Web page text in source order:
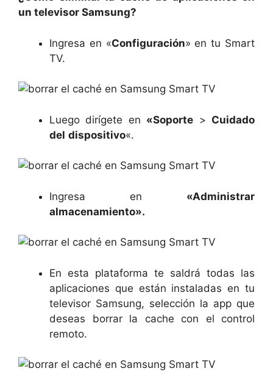
un televisor Samsung?
Ingresa en «Configuración» en tu Smart
TV.
Luego dirígete en «Soporte > Cuidado
del dispositivo«.
Ingresa en «Administrar
almacenamiento».
En esta plataforma te saldrá todas las
aplicaciones que están instaladas en tu
televisor Samsung, selección la app que
deseas borrar la cache con el control
remoto.